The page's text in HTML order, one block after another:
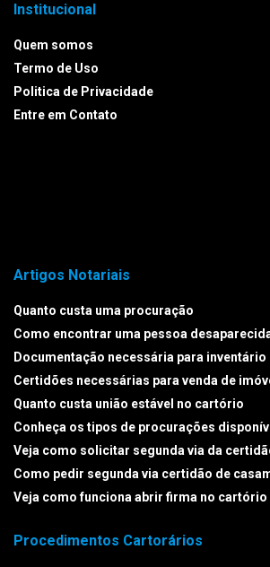
Institucional
Quem somos
Termo de Uso
Politica de Privacidade
Entre em Contato
Artigos Notariais
Quanto custa uma procuração
Como encontrar uma pessoa
Documentação necessária para inventário
Certidões necessárias para venda de
Quanto custa união estável no cartório
Conheça os tipos de procurações
Veja como solicitar segunda via da
Como pedir segunda via certidão de
Veja como funciona abrir firma no cartório
Procedimentos Cartorários